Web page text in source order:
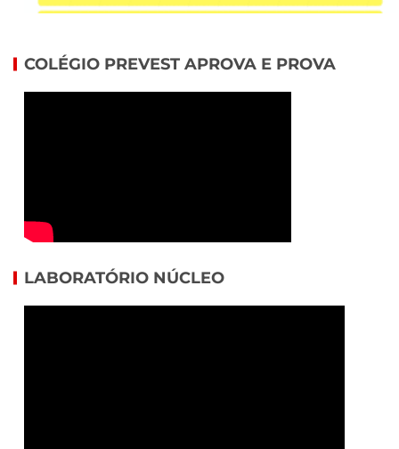
COLÉGIO PREVEST APROVA E PROVA
LABORATÓRIO NÚCLEO